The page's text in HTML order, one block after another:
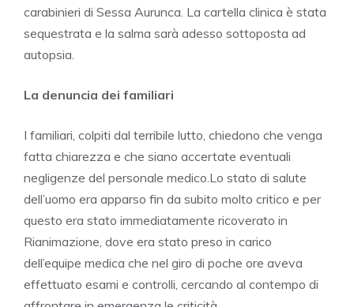
carabinieri di Sessa Aurunca. La cartella clinica è stata
sequestrata e la salma sarà adesso sottoposta ad
autopsia.
La denuncia dei familiari
I familiari, colpiti dal terribile lutto, chiedono che venga
fatta chiarezza e che siano accertate eventuali
negligenze del personale medico.Lo stato di salute
dell’uomo era apparso fin da subito molto critico e per
questo era stato immediatamente ricoverato in
Rianimazione, dove era stato preso in carico
dell’equipe medica che nel giro di poche ore aveva
effettuato esami e controlli, cercando al contempo di